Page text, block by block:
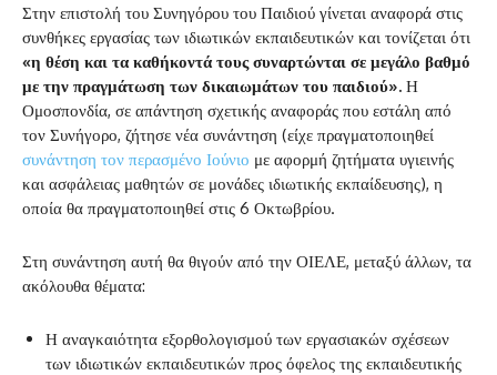
Στην επιστολή του Συνηγόρου του Παιδιού γίνεται αναφορά στις
συνθήκες εργασίας των ιδιωτικών εκπαιδευτικών και τονίζεται ότι
«η θέση και τα καθήκοντά τους συναρτώνται σε μεγάλο βαθμό
με την πραγμάτωση των δικαιωμάτων του παιδιού». Η
Ομοσπονδία, σε απάντηση σχετικής αναφοράς που εστάλη από
τον Συνήγορο, ζήτησε νέα συνάντηση (είχε πραγματοποιηθεί
συνάντηση τον περασμένο Ιούνιο με αφορμή ζητήματα υγιεινής
και ασφάλειας μαθητών σε μονάδες ιδιωτικής εκπαίδευσης), η
οποία θα πραγματοποιηθεί στις 6 Οκτωβρίου.
Στη συνάντηση αυτή θα θιγούν από την ΟΙΕΛΕ, μεταξύ άλλων, τα
ακόλουθα θέματα:
Η αναγκαιότητα εξορθολογισμού των εργασιακών σχέσεων
των ιδιωτικών εκπαιδευτικών προς όφελος της εκπαιδευτικής